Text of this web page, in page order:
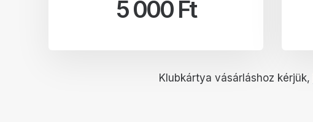
5 000 Ft
Klubkártya vásárláshoz kérjük,